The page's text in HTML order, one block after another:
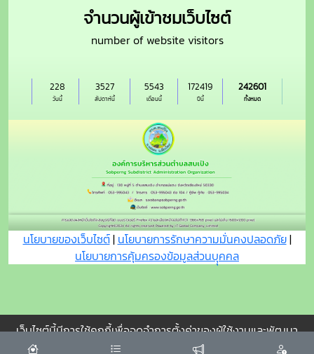
จำนวนผู้เข้าชมเว็บไซต์
number of website visitors
วันนี้
228
สัปดาห์นี้
3527
เดือนนี้
5543
ปีนี้
172419
ทั้งหมด
242601
นโยบายของเว็บไซต์| นโยบายการรักษาความมั่นคงปลอดภัย|
นโยบายการคุ้มครองข้อมูลส่วนบุุคคล
เว็บไซต์นี้มีการใช้คุกกี้เพื่อจดจำการตั้งค่าของผู้ใช้งานและพัฒนา
ประสบการณ์การใช้งานของคุณให้ดียิ่งขึ้น